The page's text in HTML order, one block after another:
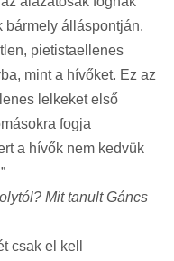
bármely álláspontján.
pietistaellenes
mint a hívőket. Ez az
lelkeket első
fogja
a hívők nem kedvük
Mit tanult Gáncs
csak el kell